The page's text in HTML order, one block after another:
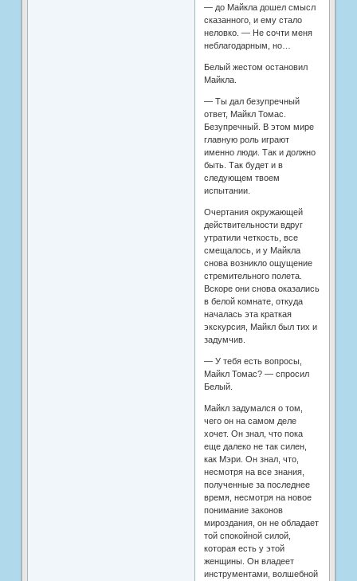
— до Майкла дошел смысл
сказанного, и ему стало
неловко. — Не сочти меня
неблагодарным, но…
Белый жестом остановил
Майкла.
— Ты дал безупречный
ответ, Майкл Томас.
Безупречный. В этом мире
главную роль играют
именно люди. Так и должно
быть. Так будет и в
следующем твоем
испытании.
Очертания окружающей
действительности вдруг
утратили четкость, все
смещалось, и у Майкла
снова возникло ощущение
стремительного полета.
Вскоре они снова оказались
в белой комнате, откуда
началась эта краткая
экскурсия, Майкл был тих и
задумчив.
— У тебя есть вопросы,
Майкл Томас? — спросил
Белый.
Майкл задумался о том,
чего он на самом деле
хочет. Он знал, что пока
еще далеко не так силен,
как Мэри. Он знал, что,
несмотря на все знания,
полученные за последнее
время, несмотря на новое
понимание законов
мироздания, он не обладает
той спокойной силой,
которая есть у этой
женщины. Он владеет
инструментами, волшебной